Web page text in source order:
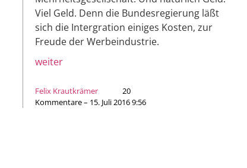
Viel Geld. Denn die Bundesregierung läßt
sich die Intergration einiges Kosten, zur
Freude der Werbeindustrie.
weiter
Felix Krautkrämer
20
Kommentare – 15. Juli 2016 9:56